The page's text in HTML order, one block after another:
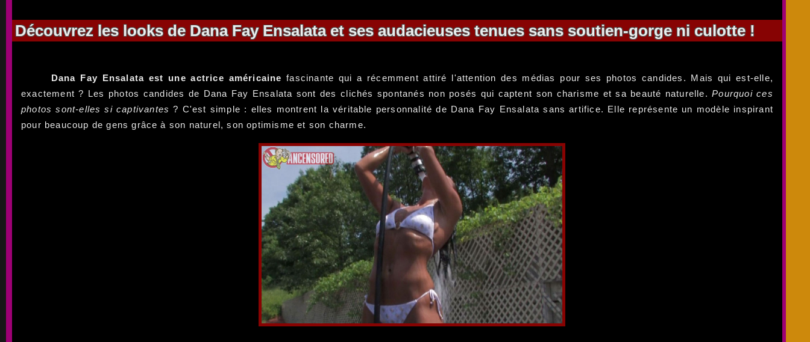
Découvrez les looks de Dana Fay Ensalata et ses audacieuses tenues sans soutien-gorge ni culotte !
Dana Fay Ensalata est une actrice américaine fascinante qui a récemment attiré l'attention des médias pour ses photos candides. Mais qui est-elle,
exactement ? Les photos candides de Dana Fay Ensalata sont des clichés spontanés non posés qui captent son charisme et sa beauté naturelle.Pourquoi ces
photos sont-elles si captivantes? C'est simple : elles montrent la véritable personnalité de Dana Fay Ensalata sans artifice. Elle représente un modèle inspirant
pour beaucoup de gens grâce à son naturel, son optimisme et son charme.